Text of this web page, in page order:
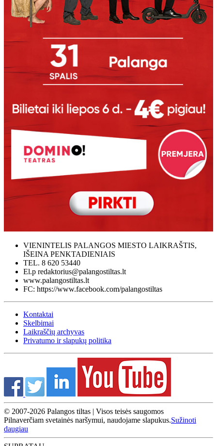
VIENINTELIS PALANGOS MIESTO LAIKRAŠTIS,
IŠEINA PENKTADIENIAIS
TEL. 8 620 53440
El.p redaktorius@palangostiltas.lt
www.palangostiltas.lt
FC: https://www.facebook.com/palangostiltas
Kontaktai
Skelbimai
Laikraščių archyvas
Privatumo ir slapukų politika
© 2007-2026 Palangos tiltas | Visos teisės saugomos
Pilnaverčiam svetainės naršymui, naudojame slapukus.Sužinoti
daugiau